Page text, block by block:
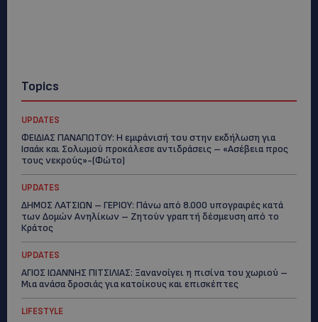
Topics
UPDATES
ΦΕΙΔΙΑΣ ΠΑΝΑΓΙΩΤΟΥ: Η εμφάνισή του στην εκδήλωση για
Ισαάκ και Σολωμού προκάλεσε αντιδράσεις – «Ασέβεια προς
τους νεκρούς»-(Φώτο)
UPDATES
ΔΗΜΟΣ ΛΑΤΣΙΩΝ – ΓΕΡΙΟΥ: Πάνω από 8.000 υπογραφές κατά
των Δομών Ανηλίκων – Ζητούν γραπτή δέσμευση από το
Κράτος
UPDATES
ΑΓΙΟΣ ΙΩΑΝΝΗΣ ΠΙΤΣΙΛΙΑΣ: Ξανανοίγει η πισίνα του χωριού –
Μια ανάσα δροσιάς για κατοίκους και επισκέπτες
LIFESTYLE